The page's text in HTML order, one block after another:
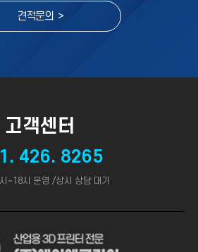
견적문의 >
고객센터
426. 8265
~18시 운영 /상시 상담 대기